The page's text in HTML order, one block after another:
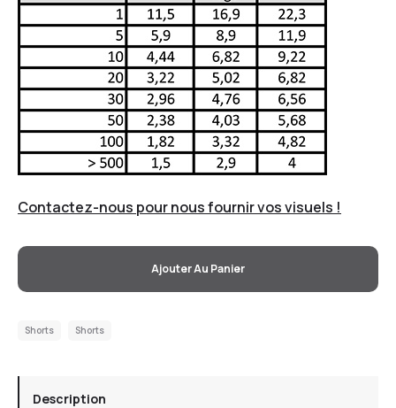
Contactez-nous pour nous fournir vos visuels !
Ajouter Au Panier
Shorts Shorts
Description